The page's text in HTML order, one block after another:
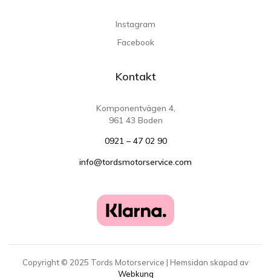
Instagram
Facebook
Kontakt
Komponentvägen 4,
961 43 Boden
0921 – 47 02 90
info@tordsmotorservice.com
Copyright © 2025 Tords Motorservice | Hemsidan skapad av
Webkung